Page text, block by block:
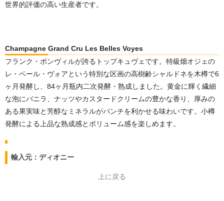
世界的評価の高い生産者です。
Champagne Grand Cru Les Belles Voyes
フランク・ボンヴィルが誇るトップキュヴェです。特級畑オジェの
レ・ベール・ヴォアという特別な区画の高樹齢シャルドネを木樽で6
ヶ月発酵し、84ヶ月瓶内二次発酵・熟成しました。黄金に輝く繊細
な泡にバニラ、ナッツやカスタードクリームの豊かな香り、厚みの
ある果実味と芳醇なミネラルがパンチを利かせる味わいです。小樽
発酵による上品な熟成感とボリューム感を楽しめます。
輸入元：ディオニー
上に戻る